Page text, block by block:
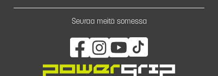
Seuraa meitä somessa